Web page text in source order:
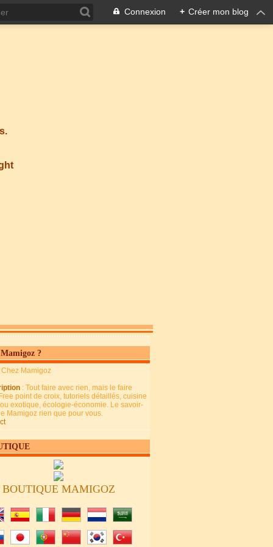
Connexion + Créer mon blog
?
Chez Mamigoz
: Tout faire avec rien, mais le faire
point de croix, tutoriels détaillés, cuisine
exotique, écologie-économie. Le savoir-
Mamigoz rien que pour vous.
BOUTIQUE MAMIGOZ